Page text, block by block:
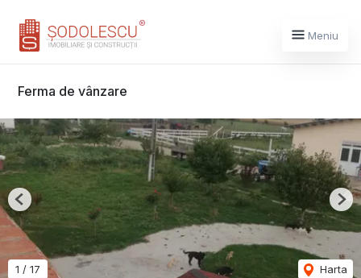
Meniu
Ferma de vânzare
1 / 17 Harta
Previous